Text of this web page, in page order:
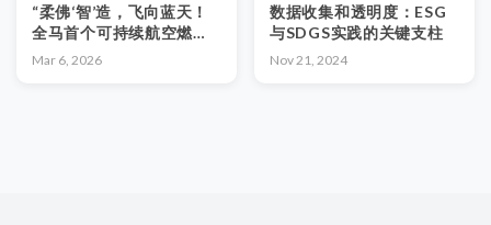
“柔佛‘智’造，飞向蓝天！
全马首个可持续航空燃料
工厂正式投产”
Mar 6, 2026
数据收集和透明度：ESG
与SDGS实践的关键支柱
Nov 21, 2024